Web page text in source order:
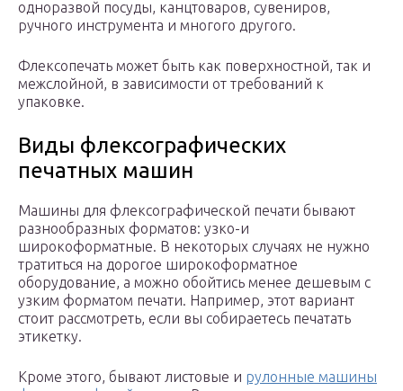
одноразвой посуды, канцтоваров, сувениров,
ручного инструмента и многого другого.
Флексопечать может быть как поверхностной, так и
межслойной, в зависимости от требований к
упаковке.
Виды флексографических
печатных машин
Машины для флексографической печати бывают
разнообразных форматов: узко-и
широкоформатные. В некоторых случаях не нужно
тратиться на дорогое широкоформатное
оборудование, а можно обойтись менее дешевым с
узким форматом печати. Например, этот вариант
стоит рассмотреть, если вы собираетесь печатать
этикетку.
Кроме этого, бывают листовые и рулонные машины